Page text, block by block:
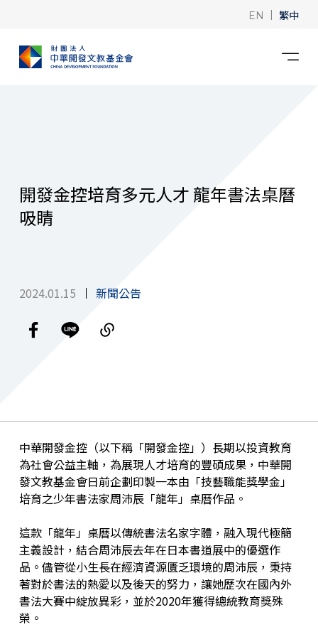
EN | 繁中
開發金控培育多元人才 龍年書法桌曆
吸睛
2024.01.15 新聞公告
中華開發金控（以下稱「開發金控」）長期以投資教育
為社會公益主軸，為展現人才培育的豐碩成果，中華開
發文教基金會日前企劃印製一本由「技藝職能獎學金」
培育之少年書法家周沛辰「龍年」桌曆作品。
這款「龍年」桌曆以傳統書法名家字體，融入現代極簡
主義設計，結合周沛辰去年在日本書道展中的優選作
品。儘管從小生長在經濟資源匱乏環境的周沛辰，秉持
著對於書法的熱愛以及後天的努力，讓她歷次在國內外
書法大賽中綻放異彩，並於2020年獲得總統教育獎殊
榮。